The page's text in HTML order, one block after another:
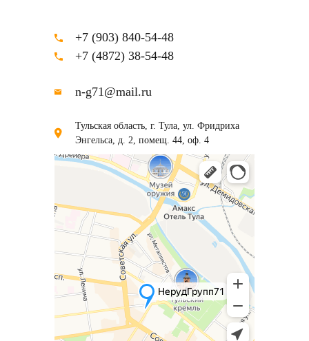
+7 (903) 840-54-48
+7 (4872) 38-54-48
n-g71@mail.ru
Тульская область, г. Тула, ул. Фридриха
Энгельса, д. 2, помещ. 44, оф. 4